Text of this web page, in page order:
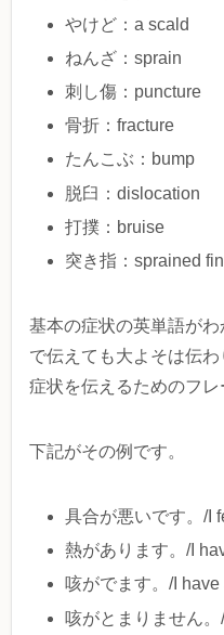
やけど：a scald
ねんざ：sprain
刺し傷：puncture
骨折：fracture
たんこぶ：bump
脱臼：dislocation
打撲：bruise
突き指：sprained
基本の症状の英単語が
で伝えても大よそは伝
症状を伝えるためのフレ
下記がその例です。
具合が悪いです。/I
熱があります。/I
咳がでます。/I have
咳がとまりません